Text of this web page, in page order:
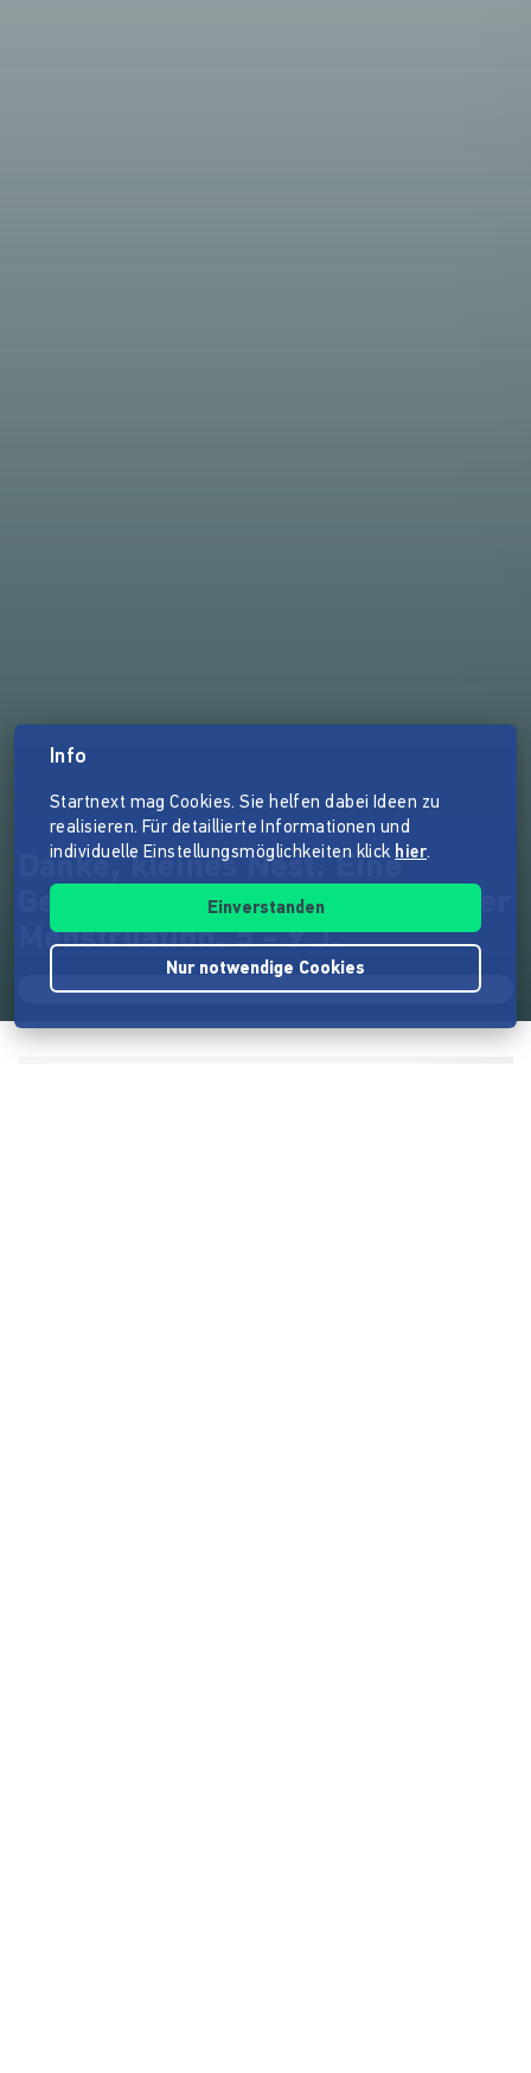
Danke, kleines Nest. Eine
Geschichte für ALLE Kinder über
Menstruation. 5 - 9 J.
Info
Startnext mag Cookies. Sie helfen dabei Ideen zu
realisieren. Für detaillierte Informationen und
individuelle Einstellungsmöglichkeiten klick hier.
Einverstanden
Nur notwendige Cookies